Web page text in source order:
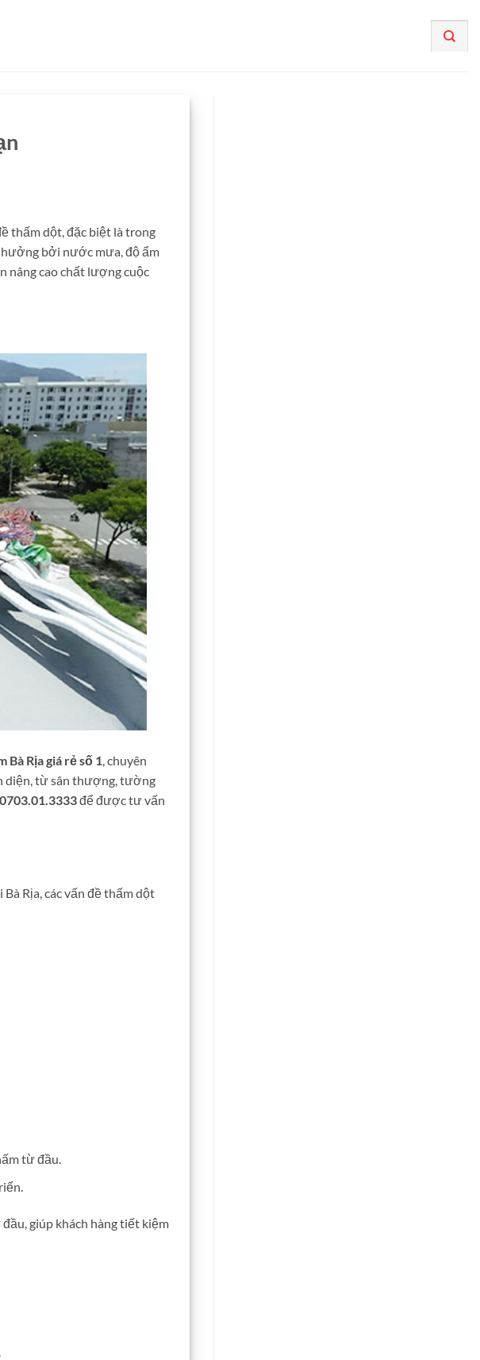
thấm dột, đặc biệt là trong
hưởng bởi nước mưa, độ ẩm
nâng cao chất lượng cuộc
Bà Rịa giá rẻ số 1, chuyên
diện, từ sân thượng, tường
để được tư vấn
Rịa, các vấn đề thấm dột
từ đầu.
giúp khách hàng tiết kiệm